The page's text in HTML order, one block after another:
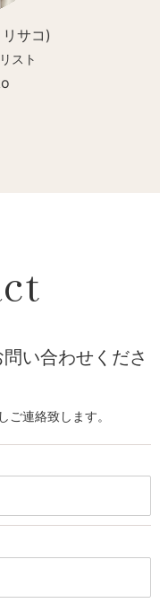
サコ)
スト
い合わせくださ
ご連絡致します。